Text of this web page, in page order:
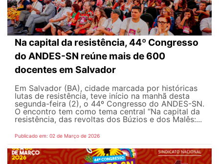
Na capital da resistência, 44º Congresso
do ANDES-SN reúne mais de 600
docentes em Salvador
Em Salvador (BA), cidade marcada por históricas
lutas de resistência, teve início na manhã desta
segunda-feira (2), o 44º Congresso do ANDES-SN.
O encontro tem como tema central “Na capital da
resistência, das revoltas dos Búzios e dos Malês:...
Publicado em: 02 de Março de 2026